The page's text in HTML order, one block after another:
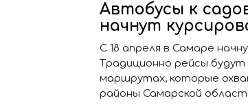
Автобусы к
начнут
С 18 апреля в Самаре
Традиционно рейсы
маршрутах, которые
районы Самарской